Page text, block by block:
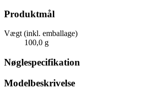
Produktmål
Vægt (inkl. emballage)
100,0 g
Nøglespecifikation
Modelbeskrivelse